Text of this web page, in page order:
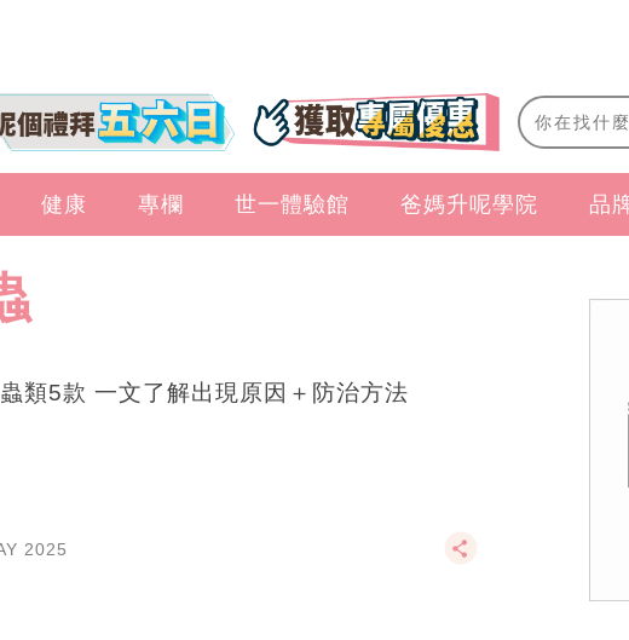
健康 專欄 世一體驗館 爸媽升呢學院 品
類5款 一文了解出現原因＋防治方法
2025